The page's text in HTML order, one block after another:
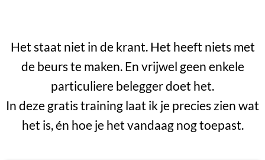
Het staat niet in de krant. Het heeft niets met
de beurs te maken. En vrijwel geen enkele
particuliere belegger doet het.
In deze gratis training laat ik je precies zien wat
het is, én hoe je het vandaag nog toepast.